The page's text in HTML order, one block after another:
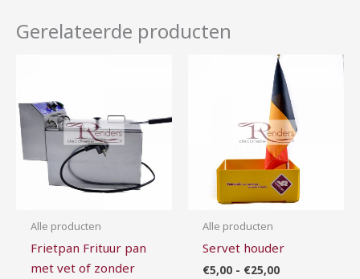
Gerelateerde producten
Alle producten
Frietpan Frituur pan
met vet of zonder
Alle producten
Servet houder
€5,00 - €25,00
Prijsklasse:
€5,00
tot
€25,00